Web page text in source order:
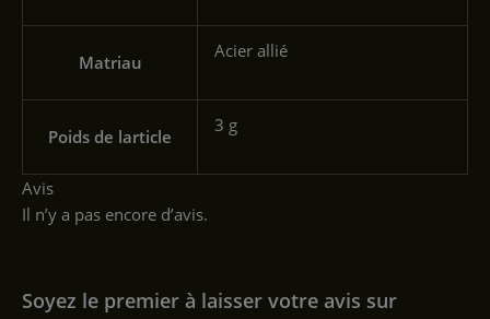
Matriau
‎Acier allié
Poids de larticle
‎3 g
Avis
Il n’y a pas encore d’avis.
Soyez le premier à laisser votre avis sur